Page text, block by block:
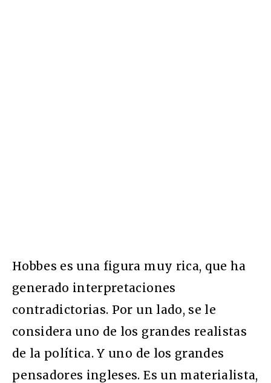
Hobbes es una figura muy rica, que ha
generado interpretaciones
contradictorias. Por un lado, se le
considera uno de los grandes realistas
de la política. Y uno de los grandes
pensadores ingleses. Es un materialista,